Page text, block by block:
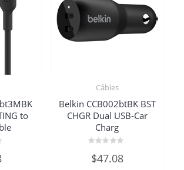
to
Câbles
Belkin CCB002btBK BST
CHGR Dual USB-Car
Charg
0
out
$47.08